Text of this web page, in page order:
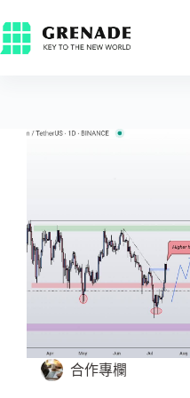
合作專欄